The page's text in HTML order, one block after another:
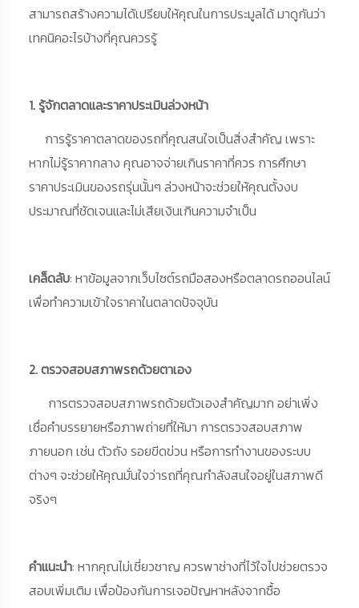
สามารถสร้างความได้เปรียบให้คุณในการประมูลได้ มาดูกันว่า
เทคนิคอะไรบ้างที่คุณควรรู้
1. รู้จักตลาดและราคาประเมินล่วงหน้า
การรู้ราคาตลาดของรถที่คุณสนใจเป็นสิ่งสำคัญ เพราะ
หากไม่รู้ราคากลาง คุณอาจจ่ายเกินราคาที่ควร การศึกษา
ราคาประเมินของรถรุ่นนั้นๆ ล่วงหน้าจะช่วยให้คุณตั้งงบ
ประมาณที่ชัดเจนและไม่เสียเงินเกินความจำเป็น
เคล็ดลับ: หาข้อมูลจากเว็บไซต์รถมือสองหรือตลาดรถออนไลน์
เพื่อทำความเข้าใจราคาในตลาดปัจจุบัน
2. ตรวจสอบสภาพรถด้วยตาเอง
การตรวจสอบสภาพรถด้วยตัวเองสำคัญมาก อย่าเพิ่ง
เชื่อคำบรรยายหรือภาพถ่ายที่ให้มา การตรวจสอบสภาพ
ภายนอก เช่น ตัวถัง รอยขีดข่วน หรือการทำงานของระบบ
ต่างๆ จะช่วยให้คุณมั่นใจว่ารถที่คุณกำลังสนใจอยู่ในสภาพดี
จริงๆ
คำแนะนำ: หากคุณไม่เชี่ยวชาญ ควรพาช่างที่ไว้ใจไปช่วยตรวจ
สอบเพิ่มเติม เพื่อป้องกันการเจอปัญหาหลังจากซื้อ